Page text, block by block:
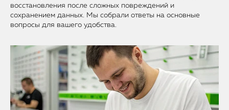
восстановления после сложных повреждений и
сохранением данных. Мы собрали ответы на основные
вопросы для вашего удобства.